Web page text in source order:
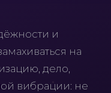
и
на
дело,
вибрации: не